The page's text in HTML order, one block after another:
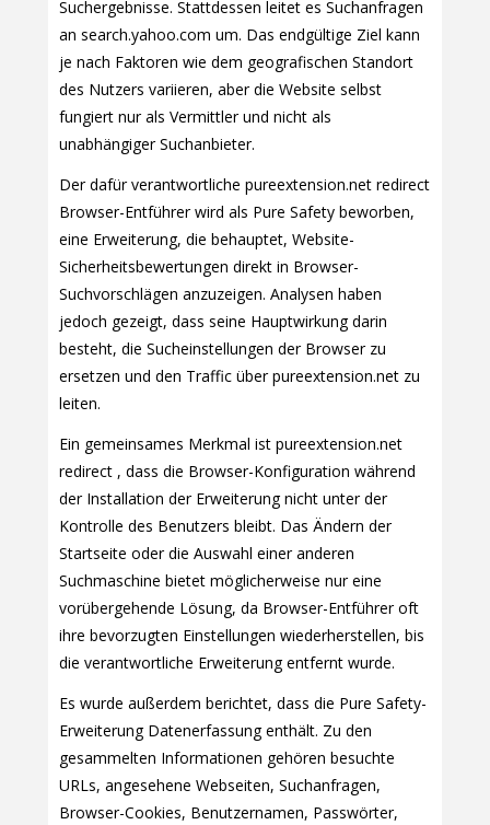
Suchergebnisse. Stattdessen leitet es Suchanfragen
an search.yahoo.com um. Das endgültige Ziel kann
je nach Faktoren wie dem geografischen Standort
des Nutzers variieren, aber die Website selbst
fungiert nur als Vermittler und nicht als
unabhängiger Suchanbieter.
Der dafür verantwortliche pureextension.net redirect
Browser-Entführer wird als Pure Safety beworben,
eine Erweiterung, die behauptet, Website-
Sicherheitsbewertungen direkt in Browser-
Suchvorschlägen anzuzeigen. Analysen haben
jedoch gezeigt, dass seine Hauptwirkung darin
besteht, die Sucheinstellungen der Browser zu
ersetzen und den Traffic über pureextension.net zu
leiten.
Ein gemeinsames Merkmal ist pureextension.net
redirect , dass die Browser-Konfiguration während
der Installation der Erweiterung nicht unter der
Kontrolle des Benutzers bleibt. Das Ändern der
Startseite oder die Auswahl einer anderen
Suchmaschine bietet möglicherweise nur eine
vorübergehende Lösung, da Browser-Entführer oft
ihre bevorzugten Einstellungen wiederherstellen, bis
die verantwortliche Erweiterung entfernt wurde.
Es wurde außerdem berichtet, dass die Pure Safety-
Erweiterung Datenerfassung enthält. Zu den
gesammelten Informationen gehören besuchte
URLs, angesehene Webseiten, Suchanfragen,
Browser-Cookies, Benutzernamen, Passwörter,